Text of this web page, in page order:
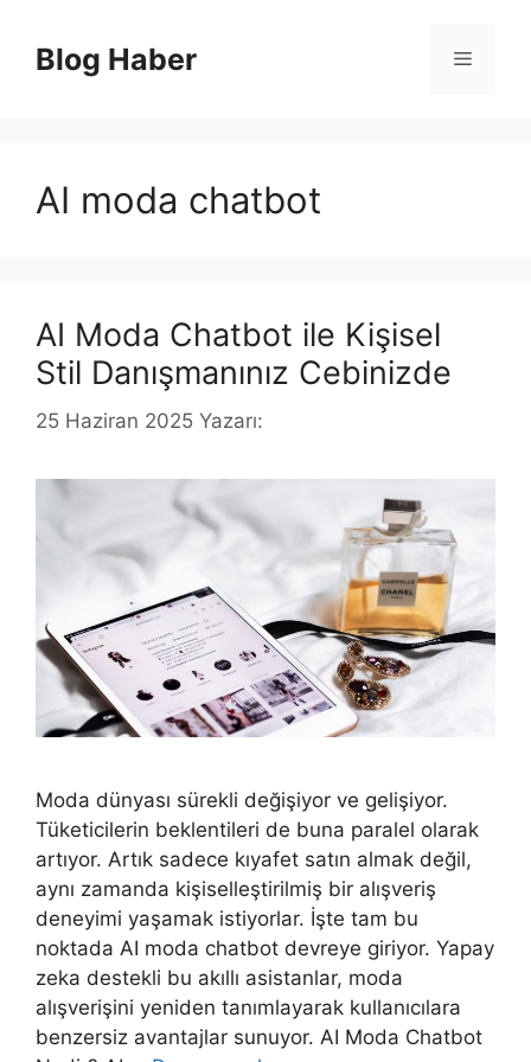
Blog Haber Menü
AI moda chatbot
AI Moda Chatbot ile Kişisel
Stil Danışmanınız Cebinizde
25 Haziran 2025 Yazarı:
Moda dünyası sürekli değişiyor ve gelişiyor.
Tüketicilerin beklentileri de buna paralel olarak
artıyor. Artık sadece kıyafet satın almak değil,
aynı zamanda kişiselleştirilmiş bir alışveriş
deneyimi yaşamak istiyorlar. İşte tam bu
noktada AI moda chatbot devreye giriyor. Yapay
zeka destekli bu akıllı asistanlar, moda
alışverişini yeniden tanımlayarak kullanıcılara
benzersiz avantajlar sunuyor. AI Moda Chatbot